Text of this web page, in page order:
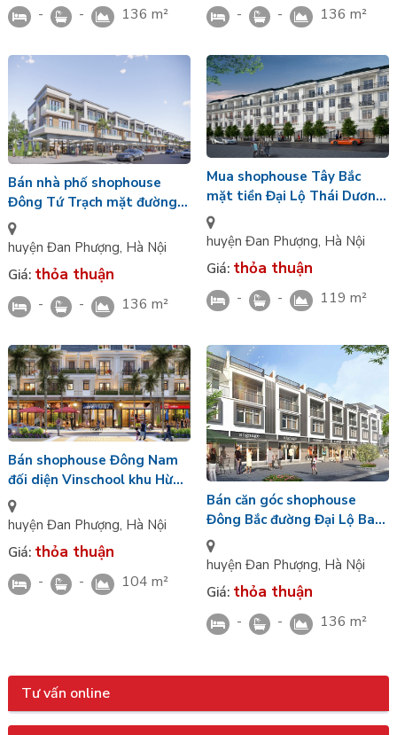
- - 136 m² - - 136 m²
Bán nhà phố shophouse
Đông Tứ Trạch mặt đường
Đại Lộ Ban Mai 136m2 x 4
tầng MT 6m Vin Đan
huyện Đan Phượng, Hà Nội
Giá: thỏa thuận
- - 136 m²
Mua shophouse Tây Bắc
mặt tiền Đại Lộ Thái Dương
khu Hừng Đông nhìn CV chủ
đề Vin Wonder City
huyện Đan Phượng, Hà Nội
Giá: thỏa thuận
- - 119 m²
Bán shophouse Đông Nam
đối diện Vinschool khu Hừng
Đông 42 diện tích 104m2/4
tầng Vin Đan Phượng
huyện Đan Phượng, Hà Nội
Giá: thỏa thuận
- - 104 m²
Bán căn góc shophouse
Đông Bắc đường Đại Lộ Ban
Mai 136m2 gần bể bơi nội
khu Vinhomes Wonder City
huyện Đan Phượng, Hà Nội
Giá: thỏa thuận
- - 136 m²
Tư vấn online